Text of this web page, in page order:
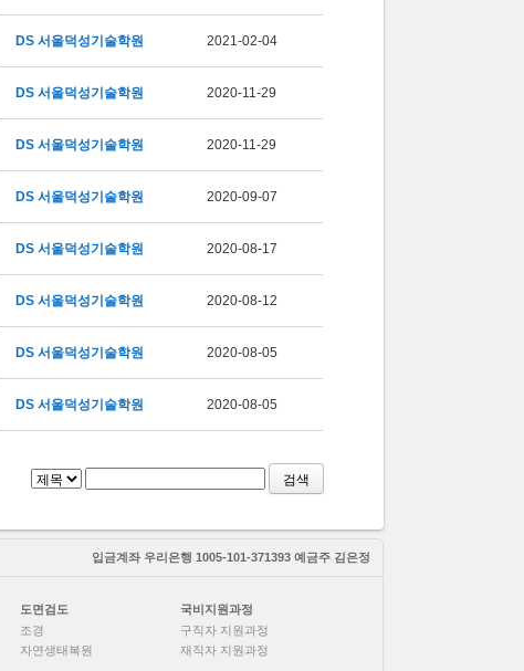
DS 서울덕성기술학원 2021-02-04
DS 서울덕성기술학원 2020-11-29
DS 서울덕성기술학원 2020-11-29
DS 서울덕성기술학원 2020-09-07
DS 서울덕성기술학원 2020-08-17
DS 서울덕성기술학원 2020-08-12
DS 서울덕성기술학원 2020-08-05
DS 서울덕성기술학원 2020-08-05
검색
입금계좌 우리은행 1005-101-371393 예금주 김은정
도면검도
조경
자연생태복원
국비지원과정
구직자 지원과정
재직자 지원과정